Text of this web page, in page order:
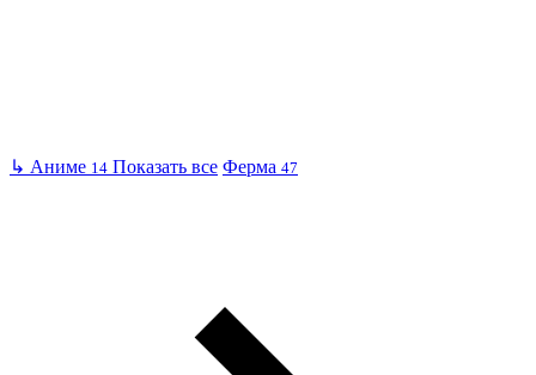
↳ Аниме 14 Показать все Ферма 47